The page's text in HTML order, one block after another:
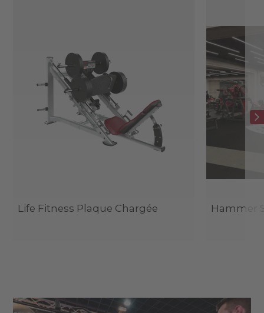
Life Fitness Plaque Chargée Hammer